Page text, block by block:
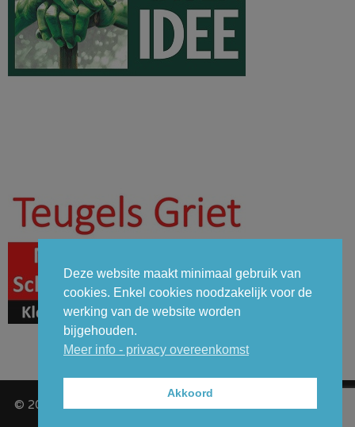
© 2026 - GCT (Gemeentelijk Carnavalcomité Temse VZW) -
Deze website maakt minimaal gebruik van
cookies. Enkel cookies noodzakelijk voor de
werking van de website worden
bijgehouden.
Meer info - privacy overeenkomst
Akkoord